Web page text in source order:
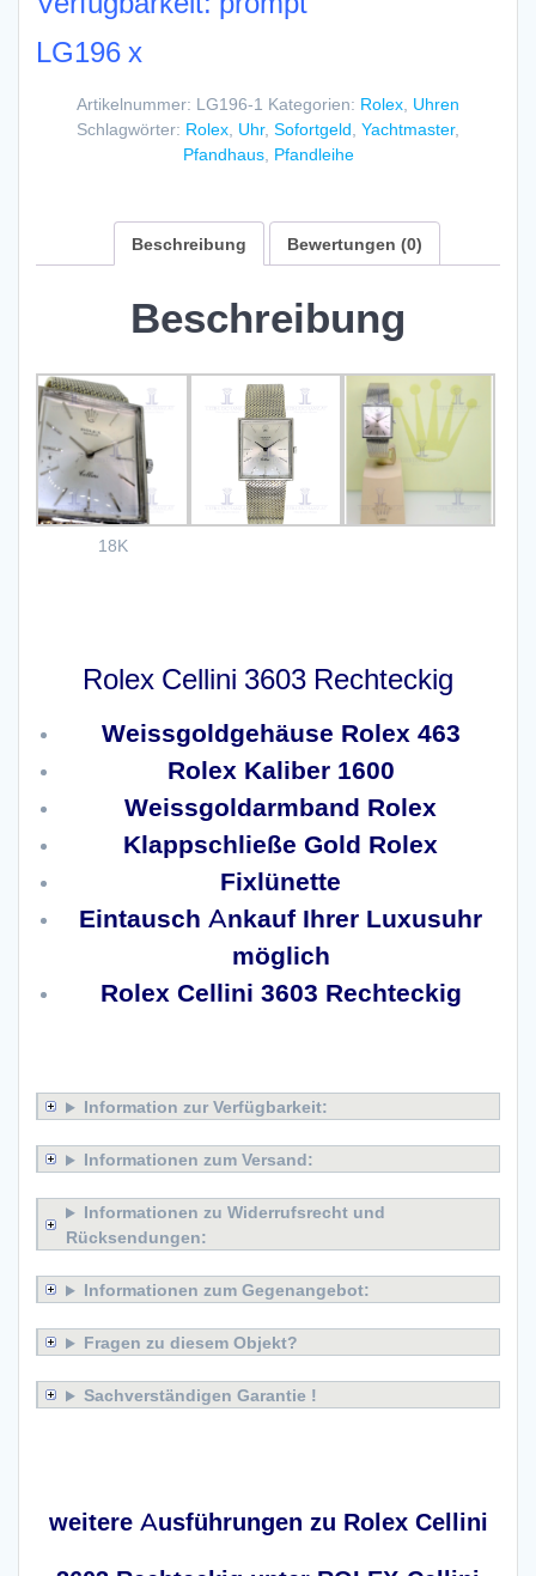
LG196 x
Artikelnummer: LG196-1 Kategorien: Rolex Uhren
Schlagwörter: Rolex Uhr, Sofortgeld Yachtmaster,
Pfandhaus, Pfandleihe
Beschreibung Bewertungen (0)
Beschreibung
18K
Rolex Cellini 3603 Rechteckig
Weissgoldgehäuse Rolex 463
Rolex Kaliber 1600
Weissgoldarmband Rolex
Klappschließe Gold Rolex
Fixlünette
Eintausch Ankauf Ihrer Luxusuhr
möglich
Rolex Cellini 3603 Rechteckig
Information zur Verfügbarkeit:
Informationen zum Versand:
Informationen zu Widerrufsrecht und
Rücksendungen:
Informationen zum Gegenangebot:
Fragen zu diesem Objekt?
Sachverständigen Garantie !
weitere Ausführungen zu Rolex Cellini